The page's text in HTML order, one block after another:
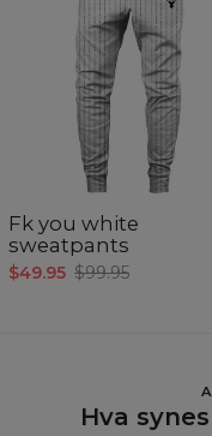
Fk you white
sweatpants
$49.95 $99.95
Hva